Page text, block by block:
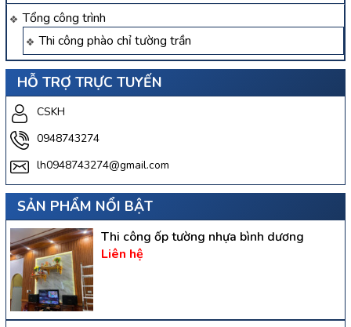
Tổng công trình
Thi công phào chỉ tường trần
HỖ TRỢ TRỰC TUYẾN
CSKH
0948743274
lh0948743274@gmail.com
SẢN PHẨM NỔI BẬT
Thi công ốp tường nhựa bình dương
Liên hệ